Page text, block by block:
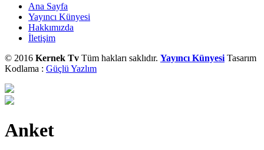
Ana Sayfa
Yayıncı Künyesi
Hakkımızda
İletişim
© 2016 Kernek Tv Tüm hakları saklıdır. Yayıncı Künyesi Tasarım
Kodlama : Güçlü Yazlım
Anket